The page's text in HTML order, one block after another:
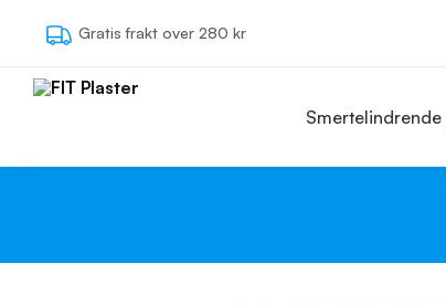
Gratis frakt over 280 kr
Søg